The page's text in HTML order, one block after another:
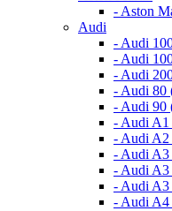
- Aston
Audi
- Audi
- Audi
- Audi
- Audi 80
- Audi 90
- Audi A1
- Audi A2
- Audi A3
- Audi A3
- Audi
- Audi A4